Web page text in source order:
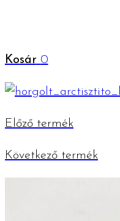
Kosár 0
Előző termék
Következő termék